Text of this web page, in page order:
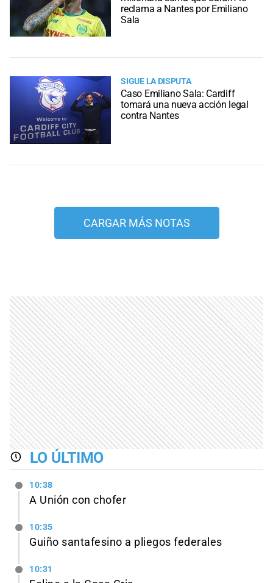
reclama a Nantes por Emiliano
Sala
SIGUE LA DISPUTA
Caso Emiliano Sala: Cardiff
tomará una nueva acción legal
contra Nantes
CARGAR MÁS NOTAS
LO ÚLTIMO
10:38
A Unión con chofer
10:35
Guiño santafesino a pliegos federales
10:31